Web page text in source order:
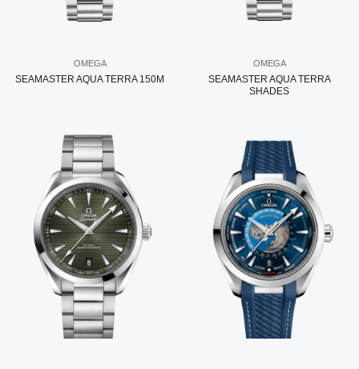
OMEGA
SEAMASTER AQUA TERRA 150M
OMEGA
SEAMASTER AQUA TERRA
SHADES